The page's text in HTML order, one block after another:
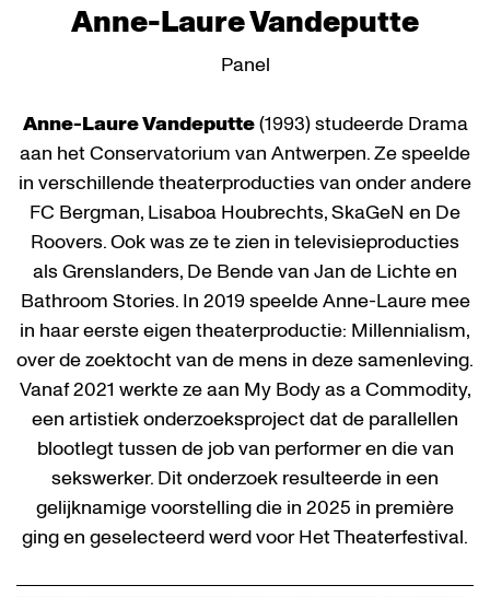
Anne-Laure Vandeputte
Panel
Anne-Laure Vandeputte(1993) studeerde Drama
aan het Conservatorium van Antwerpen. Ze speelde
in verschillende theaterproducties van onder andere
FC Bergman, Lisaboa Houbrechts, SkaGeN en De
Roovers. Ook was ze te zien in televisieproducties
als Grenslanders, De Bende van Jan de Lichte en
Bathroom Stories. In 2019 speelde Anne-Laure mee
in haar eerste eigen theaterproductie: Millennialism,
over de zoektocht van de mens in deze samenleving.
Vanaf 2021 werkte ze aan My Body as a Commodity,
een artistiek onderzoeksproject dat de parallellen
blootlegt tussen de job van performer en die van
sekswerker. Dit onderzoek resulteerde in een
gelijknamige voorstelling die in 2025 in première
ging en geselecteerd werd voor Het Theaterfestival.